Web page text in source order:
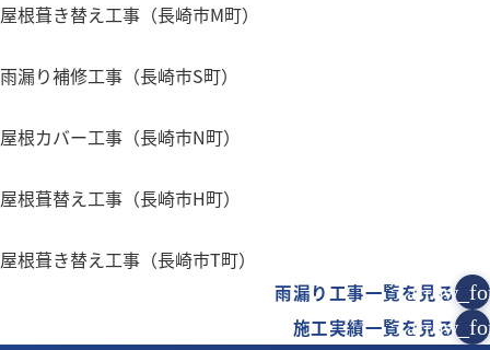
屋根葺き替え工事（長崎市M町）
雨漏り補修工事（長崎市S町）
屋根カバー工事（長崎市N町）
屋根葺替え工事（長崎市H町）
屋根葺き替え工事（長崎市T町）
雨漏り工事一覧を見る
施工実績一覧を見る